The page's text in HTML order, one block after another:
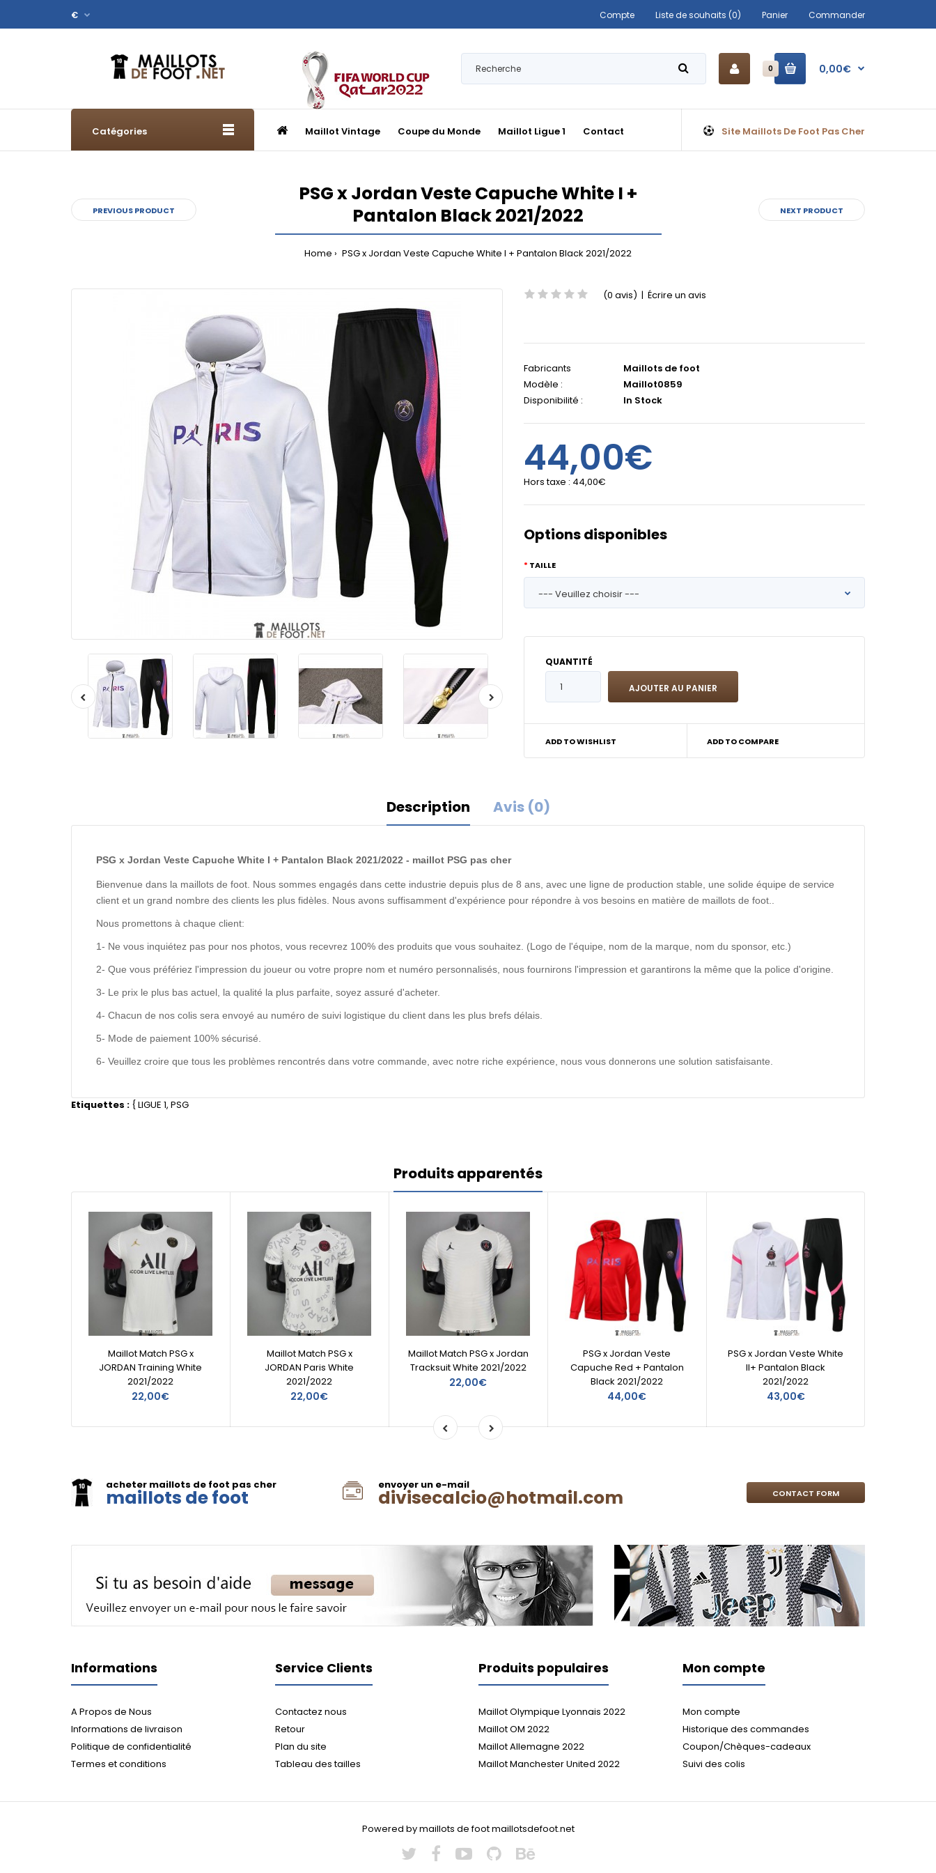
Compte Liste de souhaits (0) Panier Commander
€
0 0,00€
Catégories Maillot Vintage Coupe du Monde Maillot Ligue 1 Contact Site Maillots De Foot Pas Cher
PREVIOUS PRODUCT
PSG x Jordan Veste Capuche White I +
Pantalon Black 2021/2022
Home PSG x Jordan Veste Capuche White I + Pantalon Black 2021/2022
NEXT PRODUCT
(0 avis) | Écrire un avis
Fabricants
Maillots de foot
Modèle :
Maillot0859
Disponibilité :
In Stock
44,00€
Hors taxe : 44,00€
Options disponibles
TAILLE
QUANTITÉ
ADD TO WISHLIST ADD TO COMPARE
Description Avis (0)
PSG x Jordan Veste Capuche White I + Pantalon Black 2021/2022 - maillot PSG pas cher
Bienvenue dans la maillots de foot. Nous sommes engagés dans cette industrie depuis plus de 8 ans, avec une ligne de production stable, une solide équipe de service
client et un grand nombre des clients les plus fidèles. Nous avons suffisamment d'expérience pour répondre à vos besoins en matière de maillots de foot..
Nous promettons à chaque client:
1- Ne vous inquiétez pas pour nos photos, vous recevrez 100% des produits que vous souhaitez. (Logo de l'équipe, nom de la marque, nom du sponsor, etc.)
2- Que vous préfériez l'impression du joueur ou votre propre nom et numéro personnalisés, nous fournirons l'impression et garantirons la même que la police d'origine.
3- Le prix le plus bas actuel, la qualité la plus parfaite, soyez assuré d'acheter.
4- Chacun de nos colis sera envoyé au numéro de suivi logistique du client dans les plus brefs délais.
5- Mode de paiement 100% sécurisé.
6- Veuillez croire que tous les problèmes rencontrés dans votre commande, avec notre riche expérience, nous vous donnerons une solution satisfaisante.
Etiquettes : {LIGUE 1, PSG
Produits apparentés
Maillot Match PSG x
JORDAN Training White
2021/2022
22,00€
Maillot Match PSG x
JORDAN Paris White
2021/2022
22,00€
Maillot Match PSG x Jordan
Tracksuit White 2021/2022
22,00€
PSG x Jordan Veste
Capuche Red + Pantalon
Black 2021/2022
44,00€
PSG x Jordan Veste White
II+ Pantalon Black
2021/2022
43,00€
acheter maillots de foot pas cher
maillots de foot
envoyer un e-mail
divisecalcio@hotmail.com CONTACT FORM
Informations
A Propos de Nous
Informations de livraison
Politique de confidentialité
Termes et conditions
Service Clients
Contactez nous
Retour
Plan du site
Tableau des tailles
Produits populaires
Maillot Olympique Lyonnais 2022
Maillot OM 2022
Maillot Allemagne 2022
Maillot Manchester United 2022
Mon compte
Mon compte
Historique des commandes
Coupon/Chèques-cadeaux
Suivi des colis
Powered by maillots de foot maillotsdefoot.net